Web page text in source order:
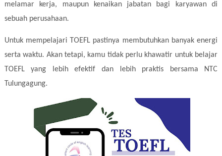
melamar kerja, maupun kenaikan jabatan bagi karyawan di
sebuah perusahaan.
Untuk mempelajari TOEFL pastinya membutuhkan banyak energi
serta waktu. Akan tetapi, kamu tidak perlu khawatir untuk belajar
TOEFL yang lebih efektif dan lebih praktis bersama NTC
Tulungagung.